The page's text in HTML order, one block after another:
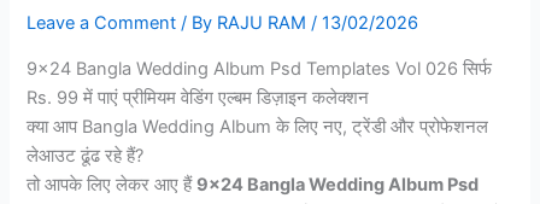
Leave a Comment / By RAJU RAM/13/02/2026
9×24 Bangla Wedding Album Psd Templates Vol 026 सिर्फ
Rs. 99 में पाएं प्रीमियम वेडिंग एल्बम डिज़ाइन कलेक्शन
क्या आप Bangla Wedding Album के लिए नए, ट्रेंडी और प्रोफेशनल
लेआउट ढूंढ रहे हैं?
तो आपके लिए लेकर आए हैं 9×24 Bangla Wedding Album Psd